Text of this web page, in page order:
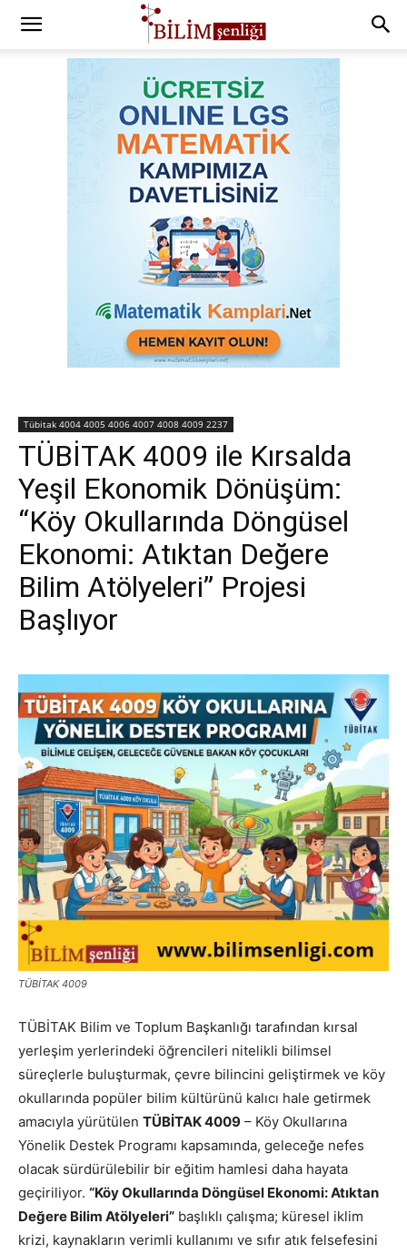
Tübitak 4004 4005 4006 4007 4008 4009 2237
TÜBİTAK 4009 ile Kırsalda
Yeşil Ekonomik Dönüşüm:
“Köy Okullarında Döngüsel
Ekonomi: Atıktan Değere
Bilim Atölyeleri” Projesi
Başlıyor
TÜBİTAK 4009
TÜBİTAK Bilim ve Toplum Başkanlığı tarafından kırsal
yerleşim yerlerindeki öğrencileri nitelikli bilimsel
süreçlerle buluşturmak, çevre bilincini geliştirmek ve köy
okullarında popüler bilim kültürünü kalıcı hale getirmek
amacıyla yürütülen TÜBİTAK 4009 – Köy Okullarına
Yönelik Destek Programı kapsamında, geleceğe nefes
olacak sürdürülebilir bir eğitim hamlesi daha hayata
geçiriliyor. “Köy Okullarında Döngüsel Ekonomi: Atıktan
Değere Bilim Atölyeleri” başlıklı çalışma; küresel iklim
krizi, kaynakların verimli kullanımı ve sıfır atık felsefesini